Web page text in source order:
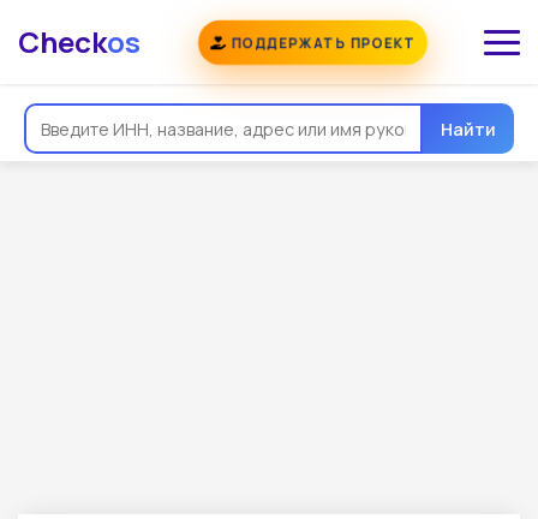
Checkos ПОДДЕРЖАТЬ ПРОЕКТ
Найти